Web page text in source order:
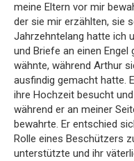
meine Eltern vor mir
der sie mir erzählten, sie
Jahrzehntelang hatte ich
und Briefe an einen
wähnte, während Arthur
ausfindig gemacht hatte.
ihre Hochzeit besucht
während er an meiner
bewahrte. Er entschied
Rolle eines Beschützers
unterstützte und ihr